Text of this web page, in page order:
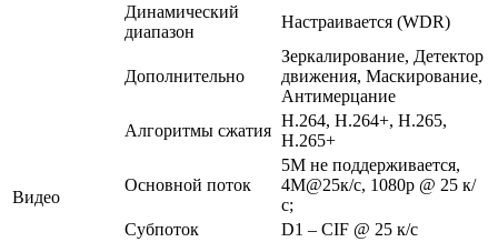
Динамический
диапазон
Настраивается (WDR)
Дополнительно
Зеркалирование, Детектор
движения, Маскирование,
Антимерцание
Видео
Алгоритмы сжатия
H.264, H.264+, H.265,
H.265+
Основной поток
5M не поддерживается,
4M@25к/с, 1080p @ 25 к/
с;
Субпоток
D1 – CIF @ 25 к/с